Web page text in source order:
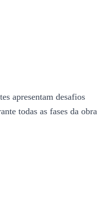
apresentam desafios
todas as fases da obra